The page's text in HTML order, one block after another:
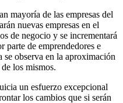
mayoría de las empresas del
nuevas empresas en el
de negocio y se incrementará
parte de emprendedores e
se observa en la aproximación
los mismos.
un esfuerzo excepcional
los cambios que si serán